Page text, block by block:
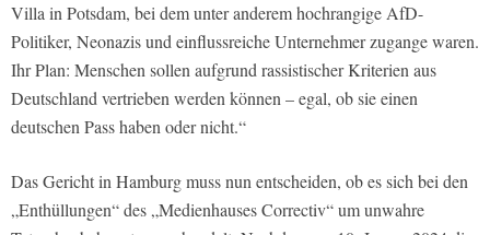
Villa in Potsdam, bei dem unter anderem hochrangige AfD-
Politiker, Neonazis und einflussreiche Unternehmer zugange waren.
Ihr Plan: Menschen sollen aufgrund rassistischer Kriterien aus
Deutschland vertrieben werden können – egal, ob sie einen
deutschen Pass haben oder nicht.“
Das Gericht in Hamburg muss nun entscheiden, ob es sich bei den
„Enthüllungen“ des „Medienhauses Correctiv“ um unwahre